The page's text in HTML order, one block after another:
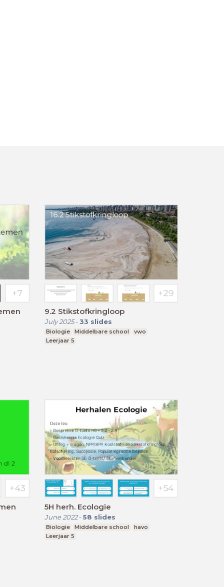
9.2 Stikstofkringloop
July 2025- 33 slides
Biologie Middelbare school
vwo
Leerjaar 5
5H herh. Ecologie
June 2022- 58 slides
Biologie Middelbare school
havo
Leerjaar 5